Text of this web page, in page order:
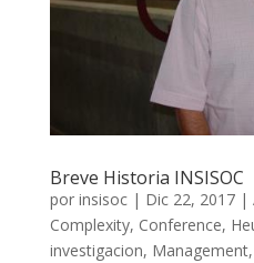
Breve Historia INSISOC
por insisoc| Dic 22, 2017|
Complexity, Conference,
investigacion, Management,